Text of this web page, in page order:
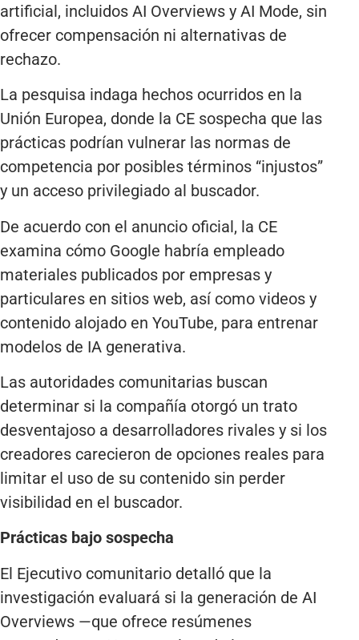
artificial, incluidos AI Overviews y AI Mode, sin
ofrecer compensación ni alternativas de
rechazo.
La pesquisa indaga hechos ocurridos en la
Unión Europea, donde la CE sospecha que las
prácticas podrían vulnerar las normas de
competencia por posibles términos “injustos”
y un acceso privilegiado al buscador.
De acuerdo con el anuncio oficial, la CE
examina cómo Google habría empleado
materiales publicados por empresas y
particulares en sitios web, así como videos y
contenido alojado en YouTube, para entrenar
modelos de IA generativa.
Las autoridades comunitarias buscan
determinar si la compañía otorgó un trato
desventajoso a desarrolladores rivales y si los
creadores carecieron de opciones reales para
limitar el uso de su contenido sin perder
visibilidad en el buscador.
Prácticas bajo sospecha
El Ejecutivo comunitario detalló que la
investigación evaluará si la generación de AI
Overviews —que ofrece resúmenes